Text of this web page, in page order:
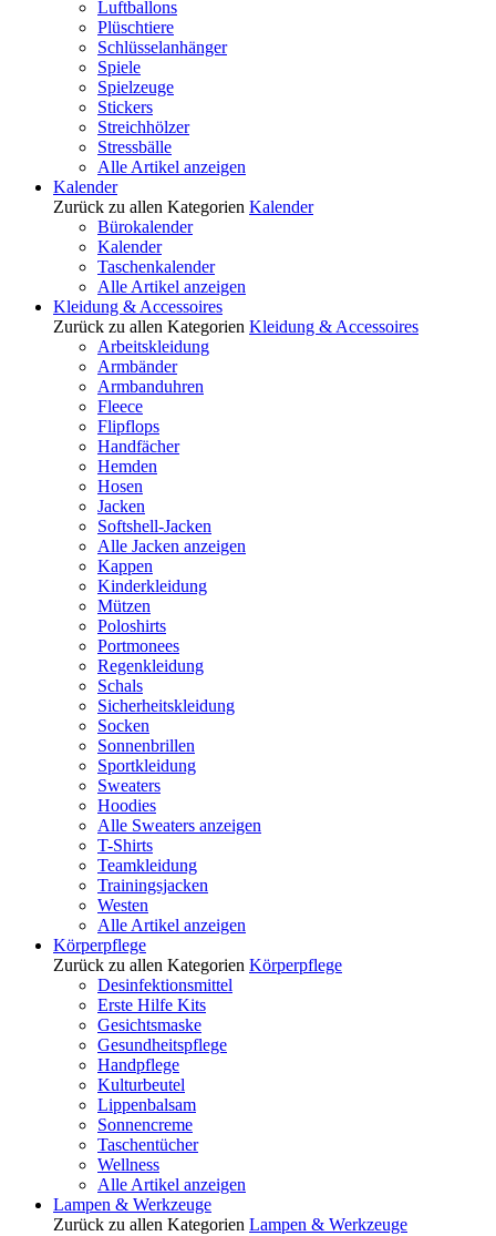
Luftballons
Plüschtiere
Schlüsselanhänger
Spiele
Spielzeuge
Stickers
Streichhölzer
Stressbälle
Alle Artikel anzeigen
Kalender
Zurück zu allen Kategorien Kalender
Bürokalender
Kalender
Taschenkalender
Alle Artikel anzeigen
Kleidung & Accessoires
Zurück zu allen Kategorien Kleidung & Accessoires
Arbeitskleidung
Armbänder
Armbanduhren
Fleece
Flipflops
Handfächer
Hemden
Hosen
Jacken
Softshell-Jacken
Alle Jacken anzeigen
Kappen
Kinderkleidung
Mützen
Poloshirts
Portmonees
Regenkleidung
Schals
Sicherheitskleidung
Socken
Sonnenbrillen
Sportkleidung
Sweaters
Hoodies
Alle Sweaters anzeigen
T-Shirts
Teamkleidung
Trainingsjacken
Westen
Alle Artikel anzeigen
Körperpflege
Zurück zu allen Kategorien Körperpflege
Desinfektionsmittel
Erste Hilfe Kits
Gesichtsmaske
Gesundheitspflege
Handpflege
Kulturbeutel
Lippenbalsam
Sonnencreme
Taschentücher
Wellness
Alle Artikel anzeigen
Lampen & Werkzeuge
Zurück zu allen Kategorien Lampen & Werkzeuge